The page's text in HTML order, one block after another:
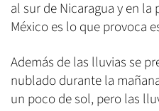
al sur de Nicaragua y en la
México es lo que provoca
Además de las lluvias se
nublado durante la
un poco de sol, pero las